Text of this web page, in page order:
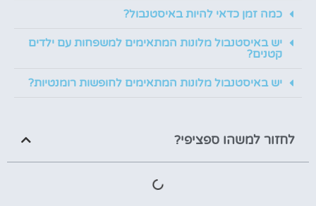
כמה זמן כדאי להיות באיסטנבול?
יש באיסטנבול מלונות המתאימים למשפחות עם ילדים
קטנים?
יש באיסטנבול מלונות המתאימים לחופשות רומנטיות?
לחזור למשהו ספציפי?